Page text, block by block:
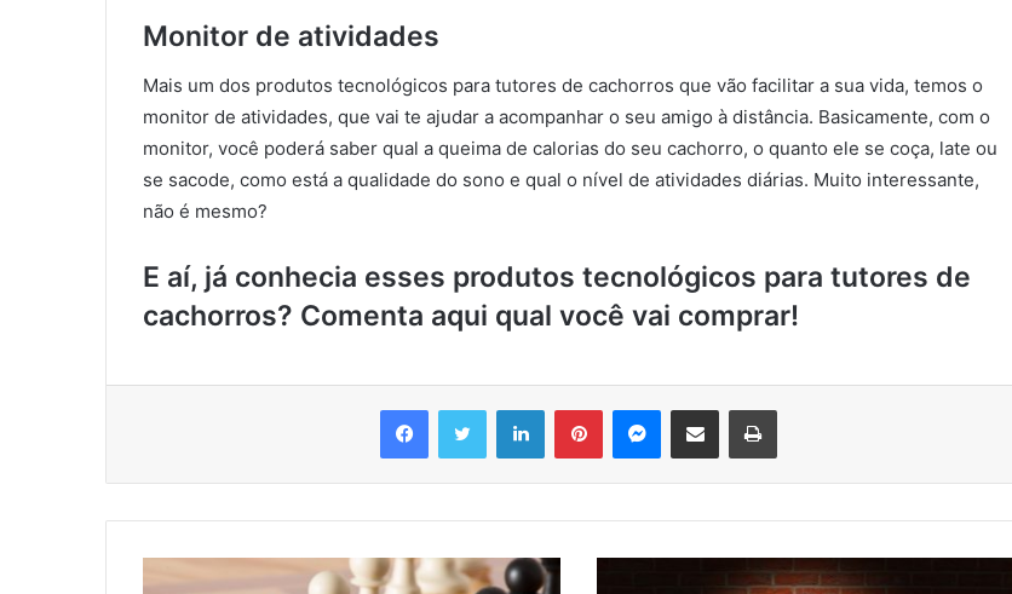
Monitor de atividades
Mais um dos produtos tecnológicos para tutores de cachorros que vão facilitar a sua vida, temos o
monitor de atividades, que vai te ajudar a acompanhar o seu amigo à distância. Basicamente, com o
monitor, você poderá saber qual a queima de calorias do seu cachorro, o quanto ele se coça, late ou
se sacode, como está a qualidade do sono e qual o nível de atividades diárias. Muito interessante,
não é mesmo?
E aí, já conhecia esses produtos tecnológicos para tutores de
cachorros? Comenta aqui qual você vai comprar!
FacebookTwitter LinkedinPinterestMessenger
Compartilhar via e-mail Imprimir